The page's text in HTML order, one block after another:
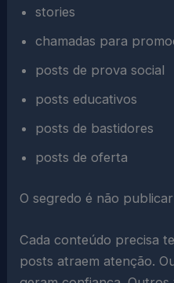
stories
chamadas para
posts de prova social
posts educativos
posts de bastidores
posts de oferta
O segredo é não
Cada conteúdo precisa
posts atraem atenção.